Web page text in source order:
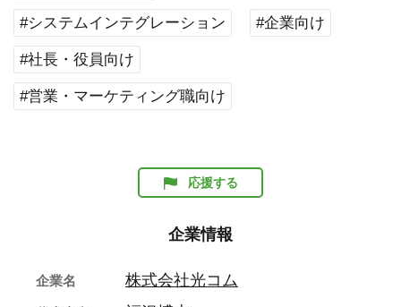
#システムインテグレーション #企業向け
#社長・役員向け
#営業・マーケティング職向け
応援する
企業情報
企業名 株式会社光コム